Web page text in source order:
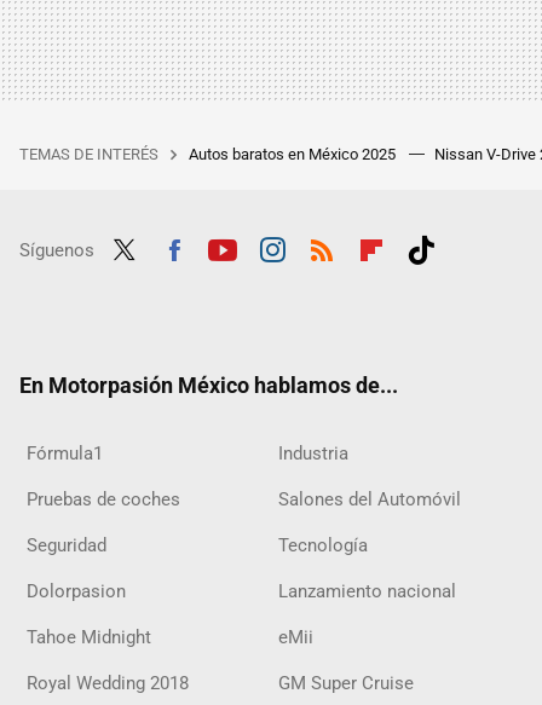
TEMAS DE INTERÉS Autos baratos en México 2025 Nissan V-Drive
Síguenos
En Motorpasión México hablamos de...
Fórmula1 Industria
Pruebas de coches Salones del Automóvil
Seguridad Tecnología
Dolorpasion Lanzamiento nacional
Tahoe Midnight eMii
Royal Wedding 2018 GM Super Cruise